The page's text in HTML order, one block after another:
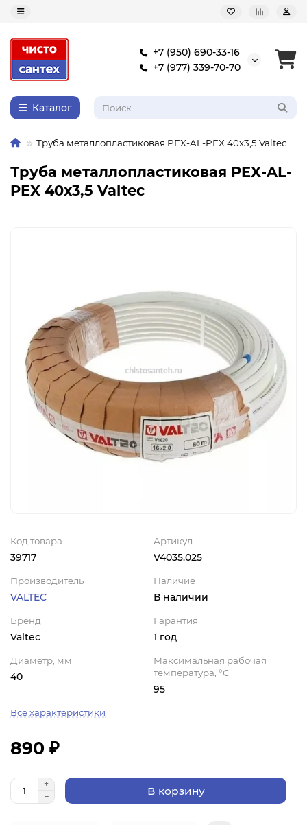
+7 (950) 690-33-16
+7 (977) 339-70-70
Каталог
Труба металлопластиковая PEX-AL-PEX 40х3,5 Valtec
Труба металлопластиковая PEX-AL-
PEX 40х3,5 Valtec
Код товара
39717
Артикул
V4035.025
Производитель
VALTEC
Наличие
В наличии
Бренд
Valtec
Гарантия
1 год
Диаметр, мм
40
Максимальная рабочая
температура, °С
95
Все характеристики
890 ₽
В корзину